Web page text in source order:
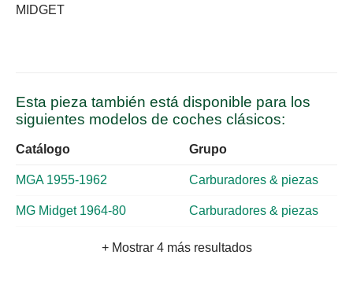
MIDGET
Esta pieza también está disponible para los
siguientes modelos de coches clásicos:
Catálogo Grupo
MGA 1955-1962 Carburadores & piezas
MG Midget 1964-80 Carburadores & piezas
+ Mostrar 4 más resultados